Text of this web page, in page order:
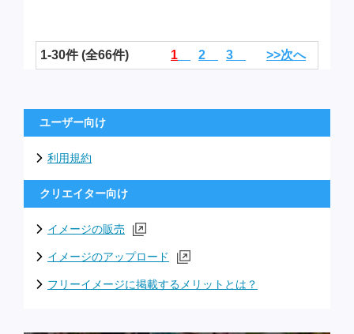
1-30件 (全66件) 1 2 3 >>次へ
ユーザー向け
利用規約
クリエイター向け
イメージの販売
イメージのアップロード
フリーイメージに掲載するメリットとは？